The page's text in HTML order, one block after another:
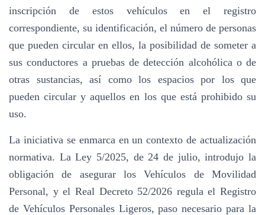
inscripción de estos vehículos en el registro
correspondiente, su identificación, el número de personas
que pueden circular en ellos, la posibilidad de someter a
sus conductores a pruebas de detección alcohólica o de
otras sustancias, así como los espacios por los que
pueden circular y aquellos en los que está prohibido su
uso.
La iniciativa se enmarca en un contexto de actualización
normativa. La Ley 5/2025, de 24 de julio, introdujo la
obligación de asegurar los Vehículos de Movilidad
Personal, y el Real Decreto 52/2026 regula el Registro
de Vehículos Personales Ligeros, paso necesario para la